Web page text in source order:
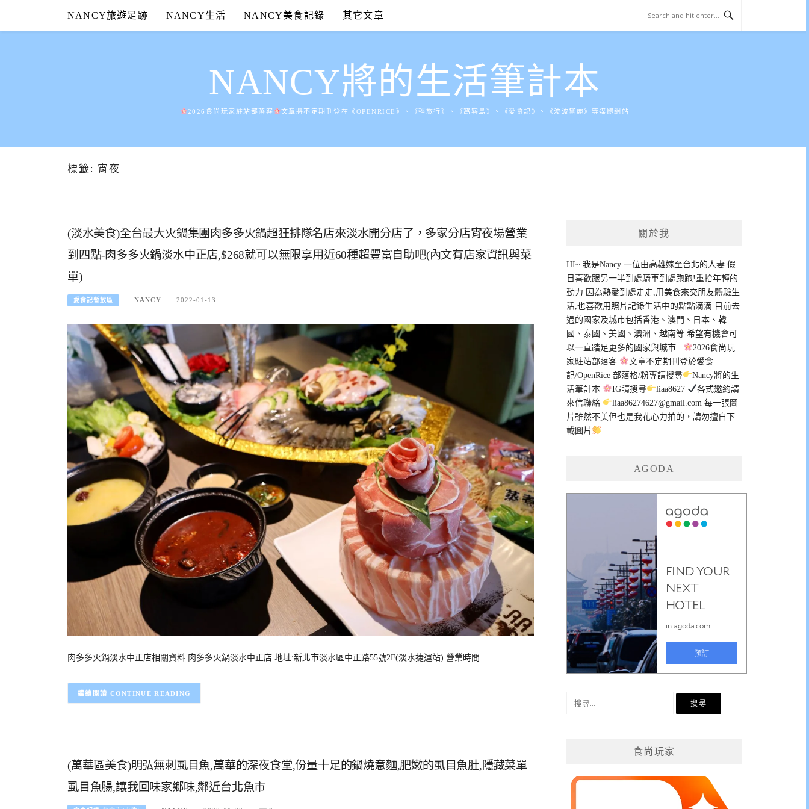
content
NANCY旅遊足跡 NANCY生活 NANCY美食記錄 其它文章
NANCY將的生活筆計本
2026食尚玩家駐站部落客 文章將不定期刊登在《OPENRICE》、《輕旅行》、《窩客島》、《愛食記》、《波波黛麗》等媒體網站
標籤: 宵夜
(淡水美食)全台最大火鍋集團肉多多火鍋超狂排隊名店來淡水開分店了，多家分店宵夜場營業
到四點-肉多多火鍋淡水中正店,$268就可以無限享用近60種超豐富自助吧(內文有店家資訊與菜
單)
愛食記暫放區 NANCY 2022-01-13
肉多多火鍋淡水中正店相關資料 肉多多火鍋淡水中正店 地址:新北市淡水區中正路55號2F(淡水捷運站) 營業時間…
CONTINUE READING
(萬華區美食)明弘無刺虱目魚,萬華的深夜食堂,份量十足的鍋燒意麵,肥嫩的虱目魚肚,隱藏菜單
虱目魚腸,讓我回味家鄉味,鄰近台北魚市
關於我
HI~ 我是Nancy 一位由高雄嫁至台北的人妻 假
日喜歡跟另一半到處騎車到處跑跑!重拾年輕的
動力 因為熱愛到處走走,用美食來交朋友體驗生
活,也喜歡用照片記錄生活中的點點滴滴 目前去
過的國家及城市包括香港、澳門、日本、韓
國、泰國、美國、澳洲、越南等 希望有機會可
以一直踏足更多的國家與城市
2026食尚玩
家駐站部落客
文章不定期刊登於愛食
記/OpenRice 部落格/粉專請搜尋
Nancy將的生
活筆計本
IG請搜尋 liaa8627
各式邀約請
來信聯絡
liaa86274627@gmail.com 每一張圖
片雖然不美但也是我花心力拍的，請勿擅自下
載圖片
AGODA
食尚玩家